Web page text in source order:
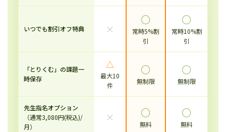
いつでも割引オフ特典 ×
◯
常時5%割
引
◯
常時10%割
引
「とりくむ」の課題一
時保存
△
最大10
件
◯
無制限
◯
無制限
先生指名オプション
（通常3,080円(税込)/
月）
× ◯
無料
◯
無料